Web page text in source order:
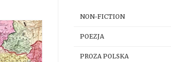
NON-FICTION
POEZJA
PROZA POLSKA